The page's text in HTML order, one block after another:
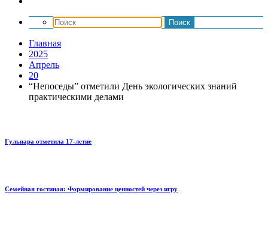
Главная
2025
Апрель
20
“Непоседы” отметили День экологических знаний
практическими делами
Гульнара отметила 17‑летие
Семейная гостиная: Формирование ценностей через игру